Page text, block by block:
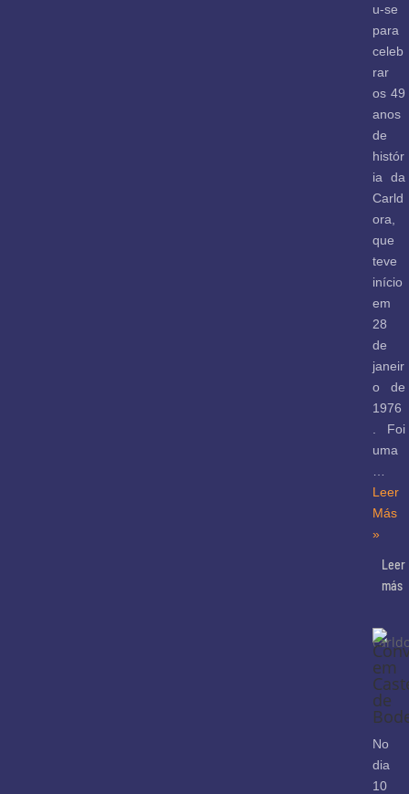
u-se
para
celeb
rar
os 49
anos
de
histór
ia da
Carld
ora,
que
teve
início
em
28
de
janeir
o de
1976
. Foi
uma
Leer
Más
»
Leer
más
em
de
No
dia
10